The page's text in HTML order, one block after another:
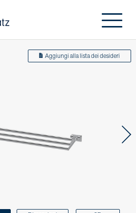
Aggiungi alla lista dei desideri